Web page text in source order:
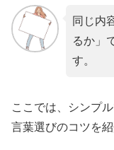
同じ内
るか」
す。
ここでは、シンプ
言葉選びのコツを紹